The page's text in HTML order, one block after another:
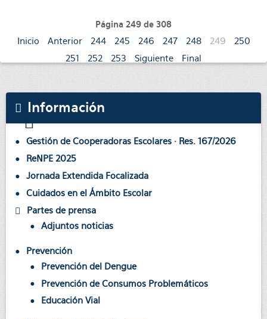
Página 249 de 308
Inicio Anterior 244 245 246 247 248 249
250
251
252 253 Siguiente Final
Información
Gestión de Cooperadoras Escolares · Res. 167/2026
ReNPE 2025
Jornada Extendida Focalizada
Cuidados en el Ámbito Escolar
Partes de prensa
Adjuntos noticias
Prevención
Prevención del Dengue
Prevención de Consumos Problemáticos
Educación Vial